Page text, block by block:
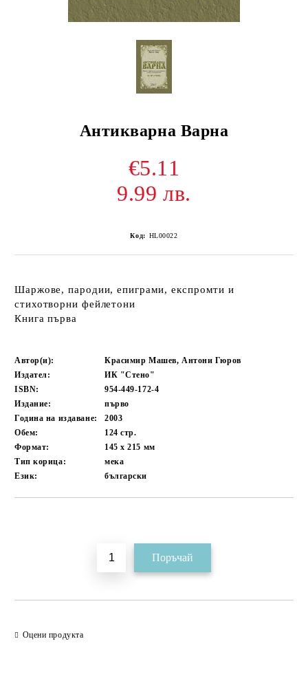
Антикварна Варна
€5.11
9.99 лв.
Код: HL00022
Шаржове, пародии, епиграми, експромти и
стихотворни фейлетони
Книга първа
Автор(и):
Красимир Машев, Антони Гюров
Издател:
ИК "Стено"
ISBN:
954-449-172-4
Издание:
първо
Година на издаване:
2003
Обем:
124стр.
Формат:
145 x 215 мм
Тип корица:
мека
Език:
български
Оцени продукта